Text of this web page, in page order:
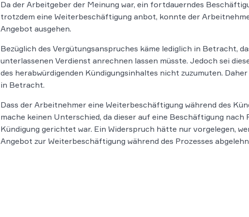
Da der Arbeitgeber der Meinung war, ein fortdauerndes
trotzdem eine Weiterbeschäftigung anbot, konnte der
Angebot ausgehen.
Bezüglich des Vergütungsanspruches käme lediglich in Betracht,
unterlassenen Verdienst anrechnen lassen müsste. Jedoch sei
des herabwürdigenden Kündigungsinhaltes nicht zuzumuten.
in Betracht.
Dass der Arbeitnehmer eine Weiterbeschäftigung während des
mache keinen Unterschied, da dieser auf eine Beschäftigung
Kündigung gerichtet war. Ein Widerspruch hätte nur vorgelegen,
Angebot zur Weiterbeschäftigung während des Prozesses